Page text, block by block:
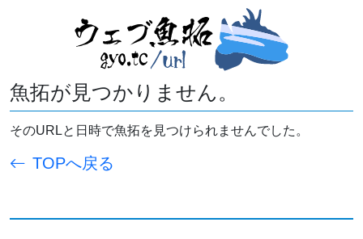
魚拓が見つかりません。
そのURLと日時で魚拓を見つけられませんでした。
TOPへ戻る